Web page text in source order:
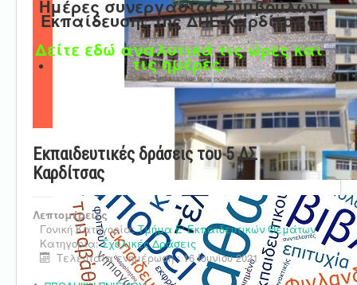
Ημέρες συνεργασίας Συμβούλων
Εκπαίδευσης της ΔΠΕ Καρδίτσας
Δείτε εδώ αναλυτικά τις ώρες και
τις ημέρες.
Εκπαιδευτικές δράσεις του 5 ΔΣ
Καρδίτσας
Λεπτομέρειες
Γονική Κατηγορία:Τμήμα Ε' Εκπαιδευτικών Θεμάτων
Κατηγορία:Σχολικές Δράσεις
Τελευταία ενημέρωση : 16 Ιουνίου 2021